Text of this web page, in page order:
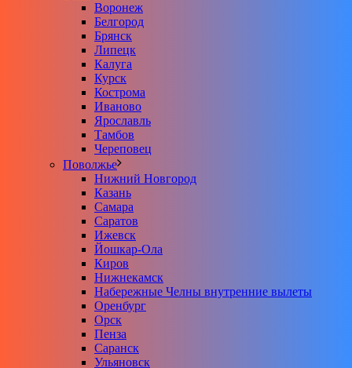
Воронеж
Белгород
Брянск
Липецк
Калуга
Курск
Кострома
Иваново
Ярославль
Тамбов
Череповец
Поволжье
Нижний Новгород
Казань
Самара
Саратов
Ижевск
Йошкар-Ола
Киров
Нижнекамск
Набережные Челны внутренние вылеты
Оренбург
Орск
Пенза
Саранск
Ульяновск